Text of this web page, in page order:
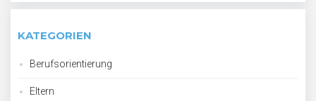
KATEGORIEN
Berufsorientierung
Eltern